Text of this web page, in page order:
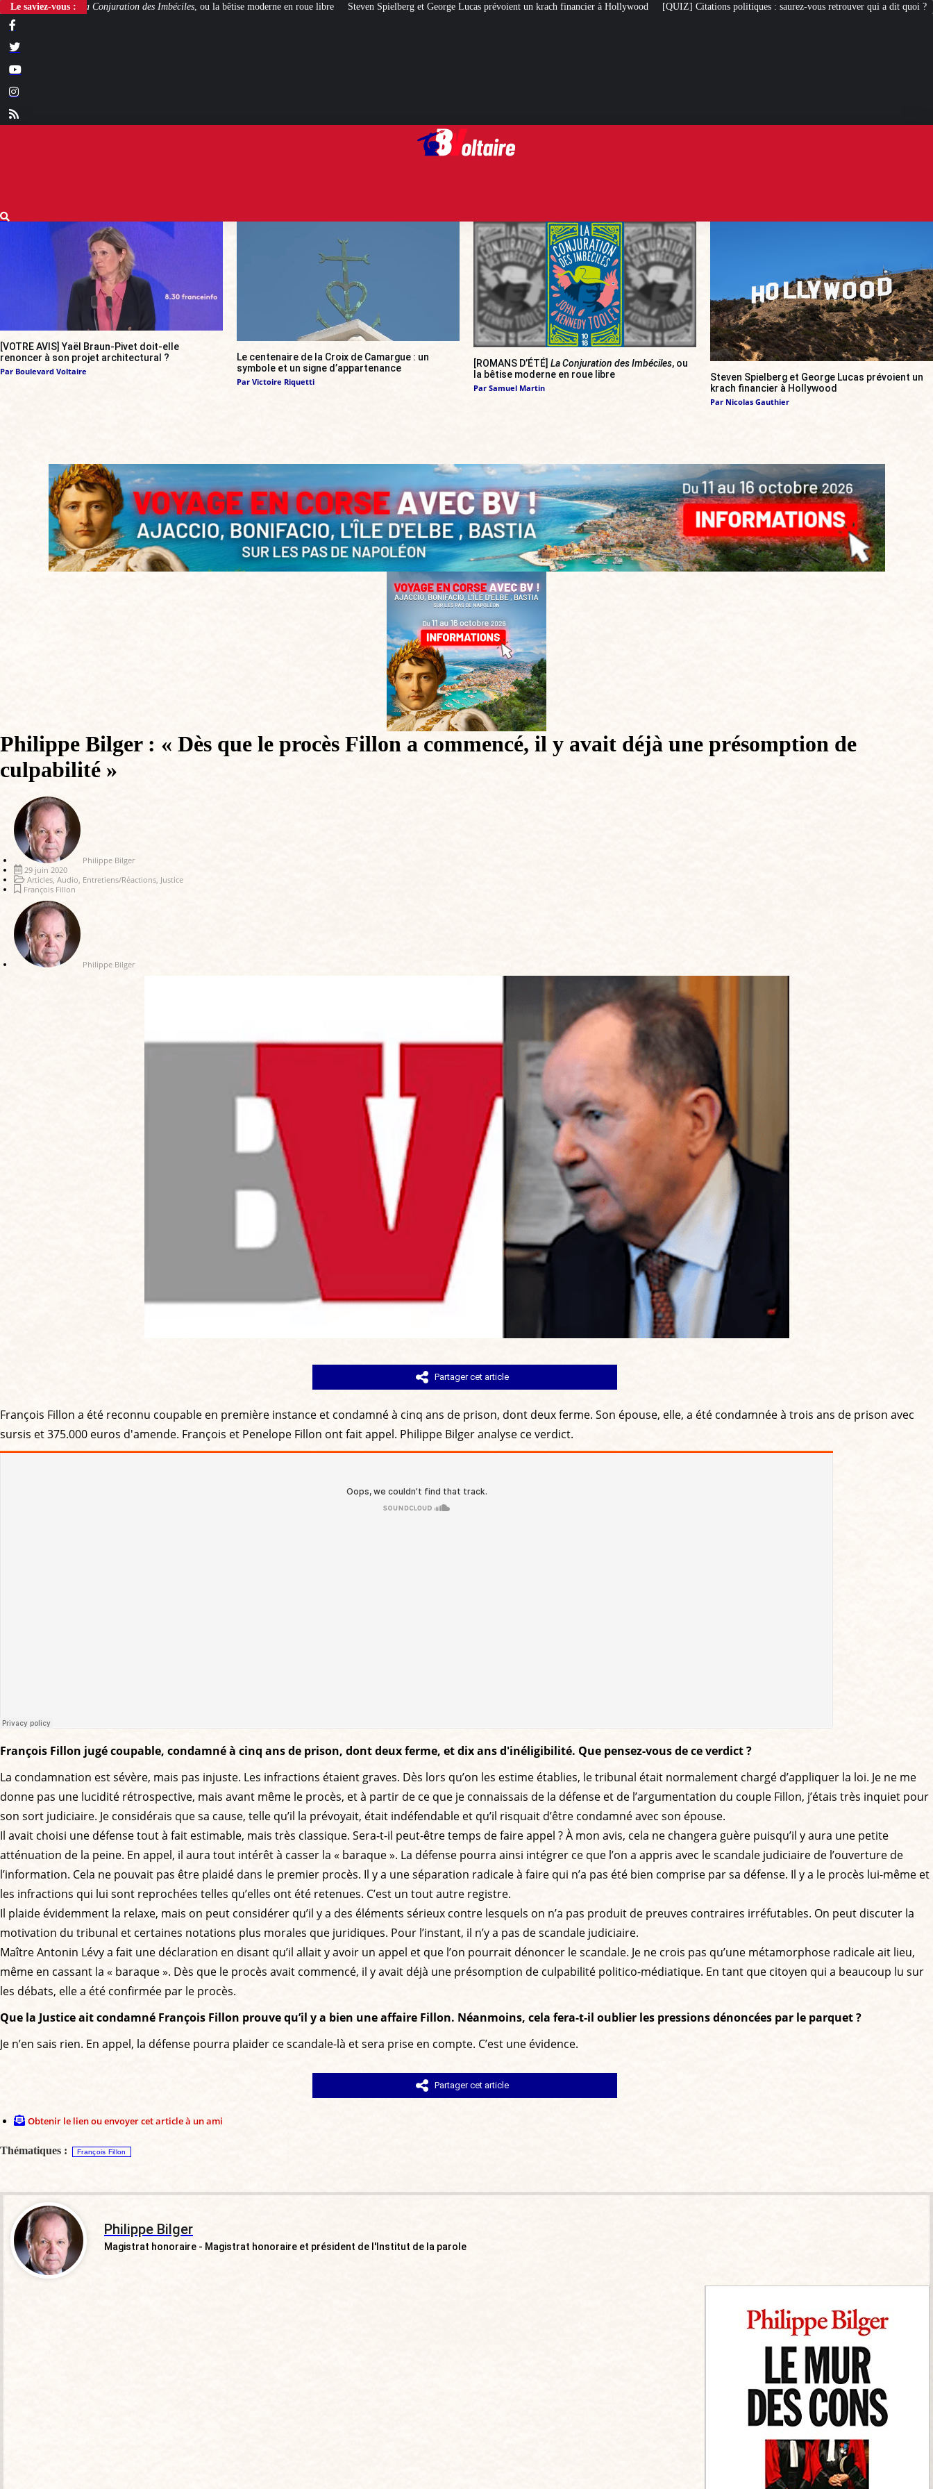
Le saviez-vous :
des Imbéciles, ou la bêtise moderne en roue libre Steven Spielberg et George Lucas prévoient un krach financier à Hollywood [QUIZ] Citations politiques : saurez-vous retrouver qui a dit quoi ? À 97 ans, le cardinal
[VOTRE AVIS] Yaël Braun-Pivet doit-elle
renoncer à son projet architectural ?
Par Boulevard Voltaire
Le centenaire de la Croix de Camargue : un
symbole et un signe d’appartenance
Par Victoire Riquetti
[ROMANS D’ÉTÉ] La Conjuration des Imbéciles, ou
la bêtise moderne en roue libre
Par Samuel Martin
Steven Spielberg et George Lucas prévoient un
krach financier à Hollywood
Par Nicolas Gauthier
Philippe Bilger : « Dès que le procès Fillon a commencé, il y avait déjà une présomption de
culpabilité »
Philippe Bilger
29 juin 2020
Articles Audio Entretiens/Réactions Justice
François Fillon
Philippe Bilger
Partager cet article
François Fillon a été reconnu coupable en première instance et condamné à cinq ans de prison, dont deux ferme. Son épouse, elle, a été condamnée à trois ans de prison avec
sursis et 375.000 euros d'amende. François et Penelope Fillon ont fait appel. Philippe Bilger analyse ce verdict.
François Fillon jugé coupable, condamné à cinq ans de prison, dont deux ferme, et dix ans d'inéligibilité. Que pensez-vous de ce verdict ?
La condamnation est sévère, mais pas injuste. Les infractions étaient graves. Dès lors qu’on les estime établies, le tribunal était normalement chargé d’appliquer la loi. Je ne me
donne pas une lucidité rétrospective, mais avant même le procès, et à partir de ce que je connaissais de la défense et de l’argumentation du couple Fillon, j’étais très inquiet pour
son sort judiciaire. Je considérais que sa cause, telle qu’il la prévoyait, était indéfendable et qu’il risquait d’être condamné avec son épouse.
Il avait choisi une défense tout à fait estimable, mais très classique. Sera-t-il peut-être temps de faire appel ? À mon avis, cela ne changera guère puisqu’il y aura une petite
atténuation de la peine. En appel, il aura tout intérêt à casser la « baraque ». La défense pourra ainsi intégrer ce que l’on a appris avec le scandale judiciaire de l’ouverture de
l’information. Cela ne pouvait pas être plaidé dans le premier procès. Il y a une séparation radicale à faire qui n’a pas été bien comprise par sa défense. Il y a le procès lui-même et
les infractions qui lui sont reprochées telles qu’elles ont été retenues. C’est un tout autre registre.
Il plaide évidemment la relaxe, mais on peut considérer qu’il y a des éléments sérieux contre lesquels on n’a pas produit de preuves contraires irréfutables. On peut discuter la
motivation du tribunal et certaines notations plus morales que juridiques. Pour l’instant, il n’y a pas de scandale judiciaire.
Maître Antonin Lévy a fait une déclaration en disant qu’il allait y avoir un appel et que l’on pourrait dénoncer le scandale. Je ne crois pas qu’une métamorphose radicale ait lieu,
même en cassant la « baraque ». Dès que le procès avait commencé, il y avait déjà une présomption de culpabilité politico-médiatique. En tant que citoyen qui a beaucoup lu sur
les débats, elle a été confirmée par le procès.
Que la Justice ait condamné François Fillon prouve qu’il y a bien une affaire Fillon. Néanmoins, cela fera-t-il oublier les pressions dénoncées par le parquet ?
Je n’en sais rien. En appel, la défense pourra plaider ce scandale-là et sera prise en compte. C’est une évidence.
Partager cet article
Obtenir le lien ou envoyer cet article à un ami
Thématiques : François Fillon
Philippe Bilger
Magistrat honoraire - Magistrat honoraire et président de l'Institut de la parole